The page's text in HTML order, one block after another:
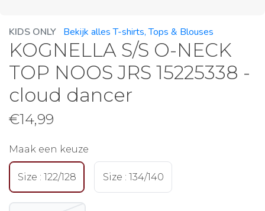
KIDS ONLY Bekijk alles T-shirts, Tops & Blouses
KOGNELLA S/S O-NECK
TOP NOOS JRS 15225338 -
cloud dancer
€14,99
Maak een keuze
Size : 122/128 Size : 134/140